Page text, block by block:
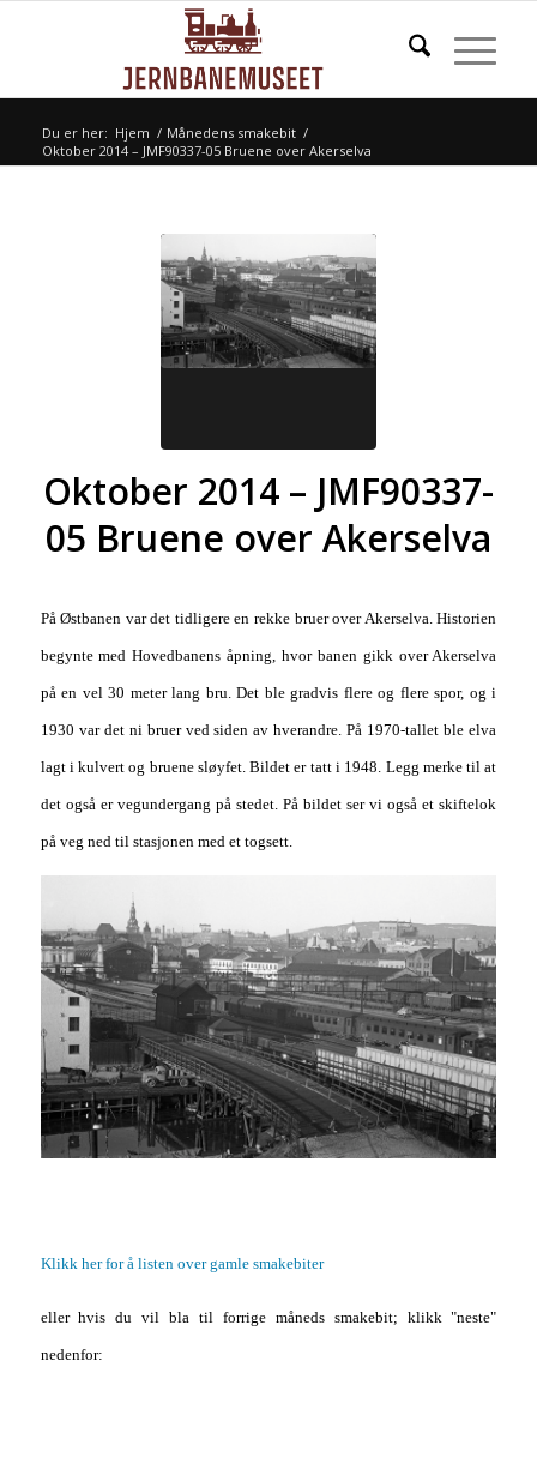
Du er her: Hjem / Månedens smakebit /
Oktober 2014 – JMF90337-05 Bruene over Akerselva
Oktober 2014 – JMF90337-
05 Bruene over Akerselva
På Østbanen var det tidligere en rekke bruer over Akerselva. Historien
begynte med Hovedbanens åpning, hvor banen gikk over Akerselva
på en vel 30 meter lang bru. Det ble gradvis flere og flere spor, og i
1930 var det ni bruer ved siden av hverandre. På 1970-tallet ble elva
lagt i kulvert og bruene sløyfet. Bildet er tatt i 1948. Legg merke til at
det også er vegundergang på stedet. På bildet ser vi også et skiftelok
på veg ned til stasjonen med et togsett.
Klikk her for å listen over gamle smakebiter
eller hvis du vil bla til forrige måneds smakebit; klikk "neste"
nedenfor: